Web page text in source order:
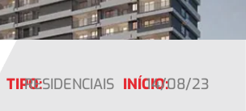
TIPO:RESIDENCIAIS INÍCIO:14/08/23